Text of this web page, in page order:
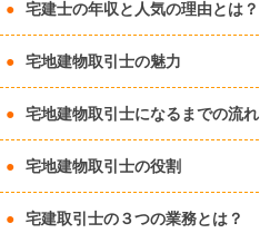
宅建士の年収と人気の理由とは？
宅地建物取引士の魅力
宅地建物取引士になるまでの流れ
宅地建物取引士の役割
宅建取引士の３つの業務とは？